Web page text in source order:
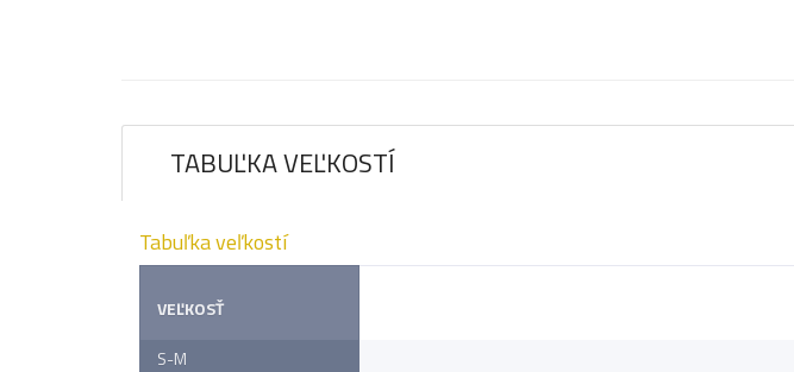
TABUĽKA VEĽKOSTÍ
Tabuľka veľkostí
VEĽKOSŤ
S-M